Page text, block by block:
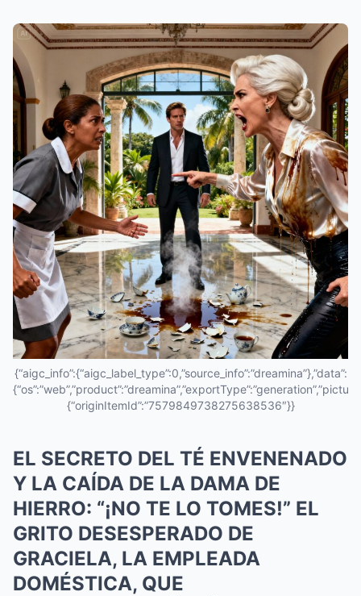
{“aigc_info”:{“aigc_label_type”:0,”source_info”:”dreamina”},”data”:
{“originItemId”:”7579849738275638536″}}
EL SECRETO DEL TÉ ENVENENADO
Y LA CAÍDA DE LA DAMA DE
HIERRO: “¡NO TE LO TOMES!” EL
GRITO DESESPERADO DE
GRACIELA, LA EMPLEADA
DOMÉSTICA, QUE